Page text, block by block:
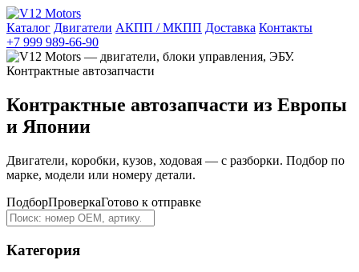
Каталог Двигатели АКПП / МКПП Доставка Контакты
+7 999 989-66-90
Контрактные автозапчасти из Европы
и Японии
Двигатели, коробки, кузов, ходовая — с разборки. Подбор по
марке, модели или номеру детали.
ПодборПроверкаГотово к отправке
Категория